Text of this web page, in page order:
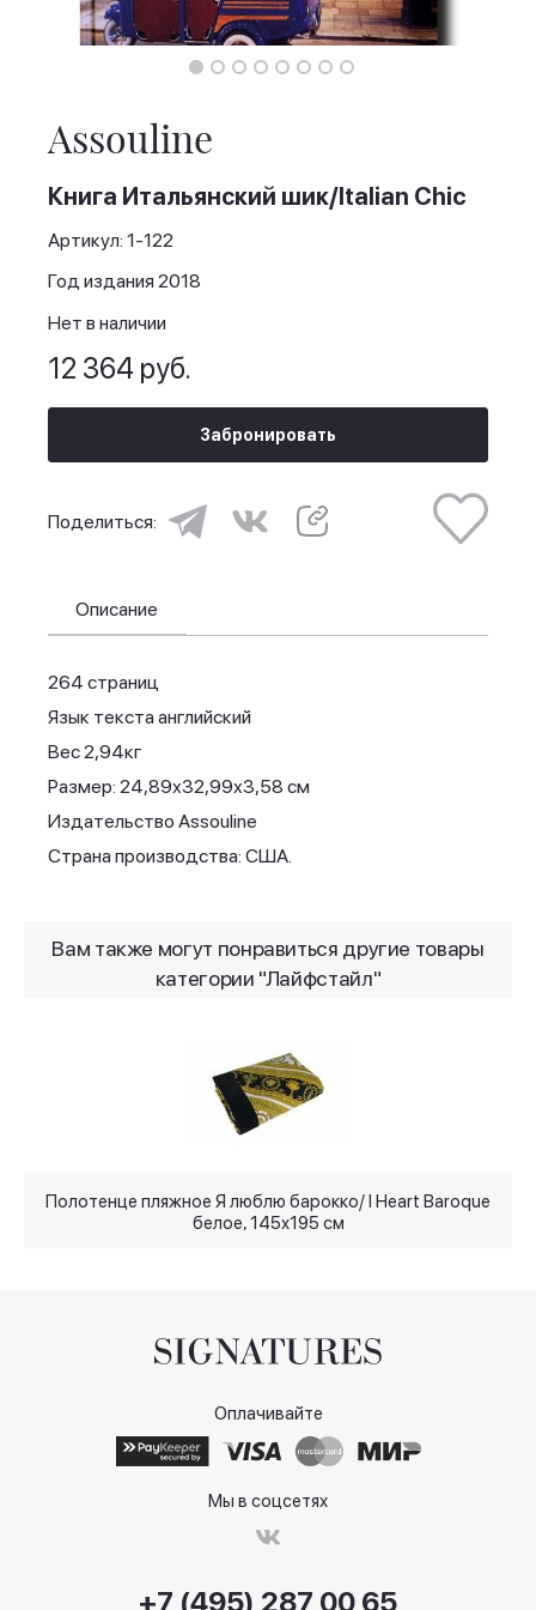
beginning
of
the
images
gallery
Assouline
Книга Итальянский шик/Italian Chic
Артикул: 1-122
Год издания 2018
Нет в наличии
12 364 руб.
Забронировать
Поделиться:
Описание
264 страниц
Язык текста английский
Вес 2,94кг
Размер: 24,89х32,99х3,58 см
Издательство Assouline
Страна производства: США.
Вам также могут понравиться другие товары
категории "Лайфстайл"
Полотенце пляжное Я люблю барокко/ I Heart Baroque
белое, 145x195 см
Оплачивайте
Мы в соцсетях
+7 (495) 287 00 65